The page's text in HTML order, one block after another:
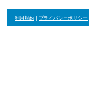
利用規約 | プライバシーポリシー